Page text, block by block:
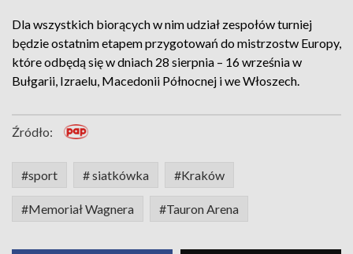
Dla wszystkich biorących w nim udział zespołów turniej
będzie ostatnim etapem przygotowań do mistrzostw Europy,
które odbędą się w dniach 28 sierpnia – 16 września w
Bułgarii, Izraelu, Macedonii Północnej i we Włoszech.
Źródło:
#sport # siatkówka #Kraków
#Memoriał Wagnera #Tauron Arena